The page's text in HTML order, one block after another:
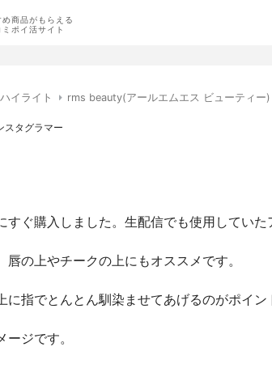
め商品がもらえる
ミポイ活サイト
ハイライト rms beauty(アールエムエス ビューティー
スタグラマー
すぐ購入しました。生配信でも使用していた
唇の上やチークの上にもオススメです。
に指でとんとん馴染ませてあげるのがポイン
ジです。